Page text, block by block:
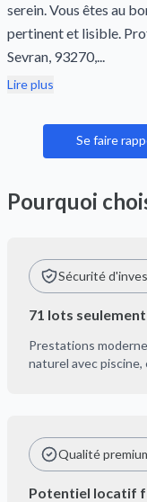
serein. Vous êtes au
pertinent et lisible.
Sevran, 93270,...
Lire plus
Se faire
Pourquoi
Sécurité
71 lots seulement
Prestations
naturel avec
Qualité
Potentiel locatif